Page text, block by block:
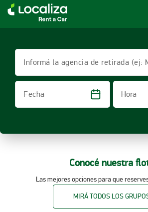
LOCALIZA ALQUILER DE VEHÍCULOS |
Informá la agencia de retirada (ej:
Fecha
Hora
Conocé nuestra
Las mejores opciones para que
MIRÁ TODOS LOS